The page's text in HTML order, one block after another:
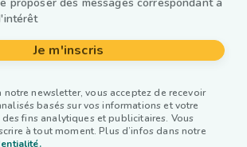
Je m'inscris
notre newsletter, vous acceptez de recevoir
basés sur vos informations et votre
fins analytiques et publicitaires. Vous
à tout moment. Plus d’infos dans notre